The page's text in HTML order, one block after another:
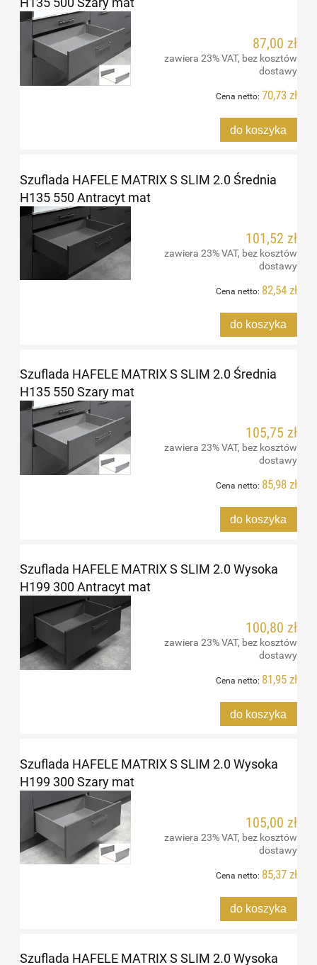
87,00 zł
zawiera 23% VAT, bez kosztów
dostawy
Cena netto: 70,73 zł
do koszyka
Szuflada HAFELE MATRIX S SLIM 2.0 Średnia
H135 550 Antracyt mat
101,52 zł
zawiera 23% VAT, bez kosztów
dostawy
Cena netto: 82,54 zł
do koszyka
Szuflada HAFELE MATRIX S SLIM 2.0 Średnia
H135 550 Szary mat
105,75 zł
zawiera 23% VAT, bez kosztów
dostawy
Cena netto: 85,98 zł
do koszyka
Szuflada HAFELE MATRIX S SLIM 2.0 Wysoka
H199 300 Antracyt mat
100,80 zł
zawiera 23% VAT, bez kosztów
dostawy
Cena netto: 81,95 zł
do koszyka
Szuflada HAFELE MATRIX S SLIM 2.0 Wysoka
H199 300 Szary mat
105,00 zł
zawiera 23% VAT, bez kosztów
dostawy
Cena netto: 85,37 zł
do koszyka
Szuflada HAFELE MATRIX S SLIM 2.0 Wysoka